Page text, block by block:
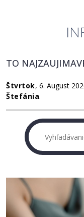
Štvrtok, 6. August
Štefánia.
TO